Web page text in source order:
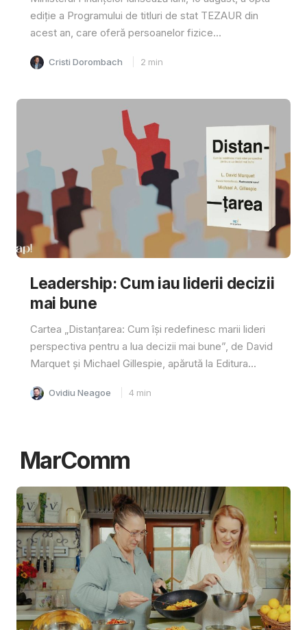
ediție a Programului de titluri de stat TEZAUR din
acest an, care oferă persoanelor fizice...
Cristi Dorombach 2 min
Leadership: Cum iau liderii decizii
mai bune
Cartea „Distanțarea: Cum își redefinesc marii lideri
perspectiva pentru a lua decizii mai bune”, de David
Marquet și Michael Gillespie, apărută la Editura...
Ovidiu Neagoe 4 min
MarComm